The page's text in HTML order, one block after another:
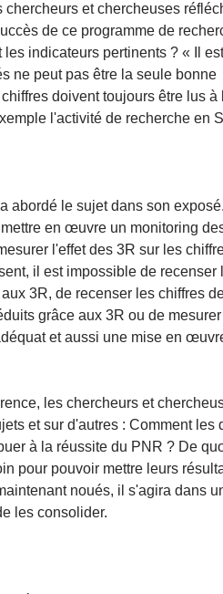
et chercheuses
de ce programme de
indicateurs pertinents ? « Il
ne peut pas être la seule bonne
doivent toujours être lus à
l'activité de recherche en
abordé le sujet dans son
en œuvre un monitoring
l'effet des 3R sur les
il est impossible de recenser
3R, de recenser les chiffres
grâce aux 3R ou de
et aussi une mise en
les chercheurs et
et sur d'autres : Comment les
à la réussite du PNR ? De
pour pouvoir mettre leurs
noués, il s'agira dans
les consolider.